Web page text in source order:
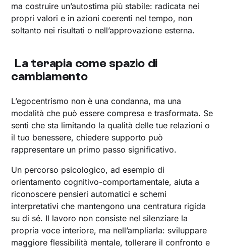
ma costruire un’autostima più stabile: radicata nei
propri valori e in azioni coerenti nel tempo, non
soltanto nei risultati o nell’approvazione esterna.
La terapia come spazio di
cambiamento
L’egocentrismo non è una condanna, ma una
modalità che può essere compresa e trasformata. Se
senti che sta limitando la qualità delle tue relazioni o
il tuo benessere, chiedere supporto può
rappresentare un primo passo significativo.
Un percorso psicologico, ad esempio di
orientamento cognitivo-comportamentale, aiuta a
riconoscere pensieri automatici e schemi
interpretativi che mantengono una centratura rigida
su di sé. Il lavoro non consiste nel silenziare la
propria voce interiore, ma nell’ampliarla: sviluppare
maggiore flessibilità mentale, tollerare il confronto e